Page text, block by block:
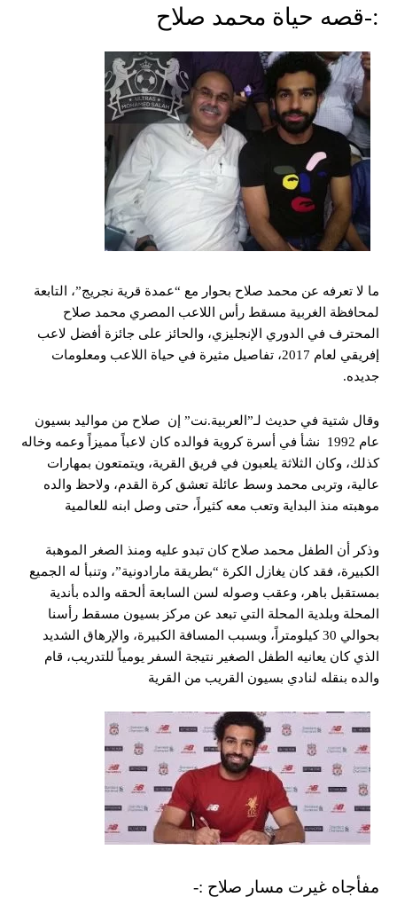
:-قصه حياة محمد صلاح
ما لا تعرفه عن محمد صلاح بحوار مع “عمدة قرية نجريج”، التابعة
لمحافظة الغربية مسقط رأس اللاعب المصري محمد صلاح
المحترف في الدوري الإنجليزي، والحائز على جائزة أفضل لاعب
إفريقي لعام 2017، تفاصيل مثيرة في حياة اللاعب ومعلومات
جديده.
وقال شتية في حديث لـ”العربية.نت” إن صلاح من مواليد بسيون
عام 1992 نشأ في أسرة كروية فوالده كان لاعباً مميزاً وعمه وخاله
كذلك، وكان الثلاثة يلعبون في فريق القرية، ويتمتعون بمهارات
عالية، وتربى محمد وسط عائلة تعشق كرة القدم، ولاحظ والده
موهبته منذ البداية وتعب معه كثيراً، حتى وصل ابنه للعالمية
وذكر أن الطفل محمد صلاح كان تبدو عليه ومنذ الصغر الموهبة
الكبيرة، فقد كان يغازل الكرة “بطريقة مارادونية”، وتنبأ له الجميع
بمستقبل باهر، وعقب وصوله لسن السابعة ألحقه والده بأندية
المحلة وبلدية المحلة التي تبعد عن مركز بسيون مسقط رأسنا
بحوالي 30 كيلومتراً، وبسبب المسافة الكبيرة، والإرهاق الشديد
الذي كان يعانيه الطفل الصغير نتيجة السفر يومياً للتدريب، قام
والده بنقله لنادي بسيون القريب من القرية
مفأجاه غيرت مسار صلاح :-